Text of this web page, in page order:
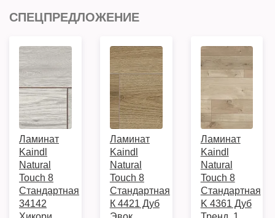
СПЕЦПРЕДЛОЖЕНИЕ
Ламинат
Kaindl
Natural
Touch 8
Стандартная
34142
Ламинат
Kaindl
Natural
Touch 8
Стандартная
К 4421 Дуб
Ламинат
Kaindl
Natural
Touch 8
Стандартная
K 4361 Дуб